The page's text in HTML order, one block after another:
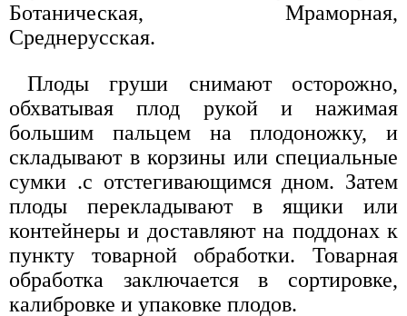
Ботаническая, Мраморная,
Среднерусская.
Плоды груши снимают осторожно,
обхватывая плод рукой и нажимая
большим пальцем на плодоножку, и
складывают в корзины или специальные
сумки .с отстегивающимся дном. Затем
плоды перекладывают в ящики или
контейнеры и доставляют на поддонах к
пункту товарной обработки. Товарная
обработка заключается в сортировке,
калибровке и упаковке плодов.